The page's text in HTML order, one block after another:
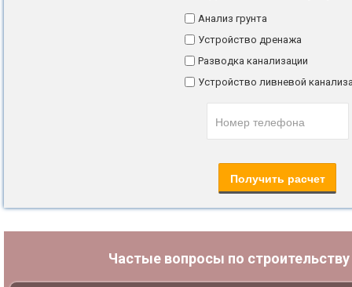
Анализ грунта
Устройство дренажа
Разводка канализации
Устройство ливневой
Частые вопросы по